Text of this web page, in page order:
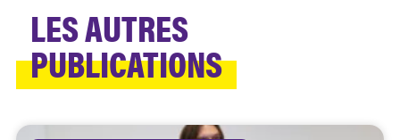
LES AUTRES
PUBLICATIONS